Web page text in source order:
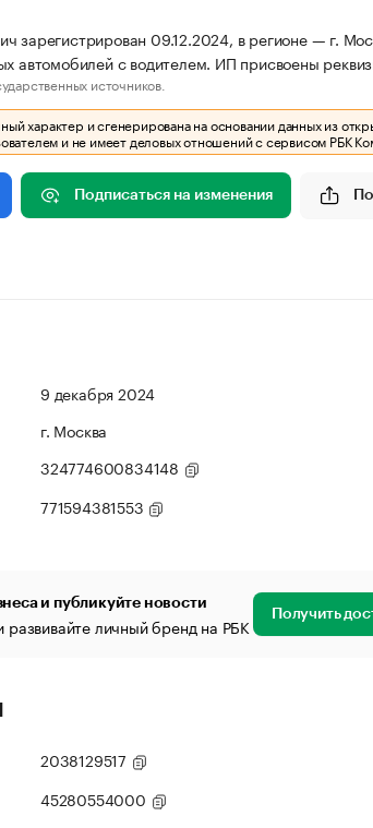
зарегистрирован 09.12.2024, в регионе — г.
автомобилей с водителем. ИП присвоены
источников.
характер и сгенерирована на основании данных из
и не имеет деловых отношений с сервисом РБК
Подписаться на изменения
9 декабря 2024
г. Москва
324774600834148
771594381553
и публикуйте новости
развивайте личный бренд на РБК Получить
2038129517
45280554000